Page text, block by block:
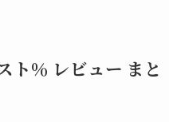
ト％ レビュー まと